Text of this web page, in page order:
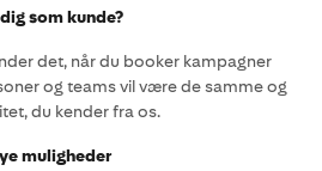
som kunde?
det, når du booker kampagner
og teams vil være de samme og
du kender fra os.
muligheder